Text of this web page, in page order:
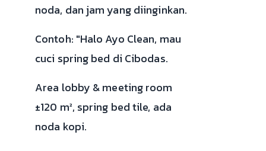
noda, dan jam yang diinginkan.
Contoh: "Halo Ayo Clean, mau
cuci spring bed di Cibodas.
Area lobby & meeting room
±120 m², spring bed tile, ada
noda kopi.